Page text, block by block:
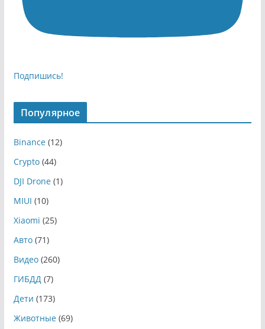
Подпишись!
Популярное
Binance(12)
Crypto(44)
DJI Drone(1)
MIUI (10)
Xiaomi (25)
Авто(71)
Видео(260)
ГИБДД(7)
Дети (173)
Животные(69)